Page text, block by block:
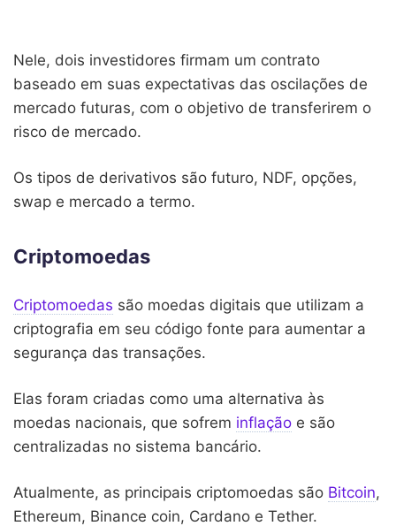
Nele, dois investidores firmam um contrato
baseado em suas expectativas das oscilações de
mercado futuras, com o objetivo de transferirem o
risco de mercado.
Os tipos de derivativos são futuro, NDF, opções,
swap e mercado a termo.
Criptomoedas
Criptomoedas são moedas digitais que utilizam a
criptografia em seu código fonte para aumentar a
segurança das transações.
Elas foram criadas como uma alternativa às
moedas nacionais, que sofrem inflação e são
centralizadas no sistema bancário.
Atualmente, as principais criptomoedas são Bitcoin,
Ethereum, Binance coin, Cardano e Tether.